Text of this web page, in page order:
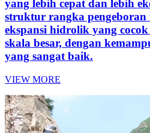
yang lebih cepat dan lebih
struktur rangka
ekspansi hidrolik yang
skala besar, dengan
yang sangat baik.
VIEW MORE